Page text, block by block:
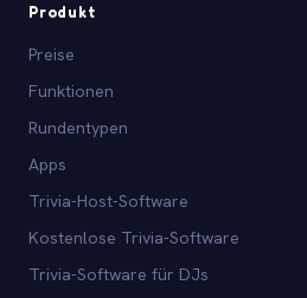
Produkt
Preise
Funktionen
Rundentypen
Apps
Trivia-Host-Software
Kostenlose Trivia-Software
Trivia-Software für DJs